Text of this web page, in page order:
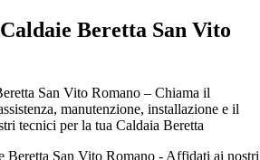
Beretta San Vito
San Vito Romano – Chiama il
manutenzione, installazione e il
tecnici per la tua Caldaia Beretta